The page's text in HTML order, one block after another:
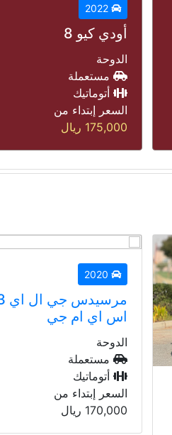
جيتور تى تو
الدوحة
جديدة
أتوماتيك
السعر إبتداء من
99,000 ريال
2023
بي أم دبليو 428 اي